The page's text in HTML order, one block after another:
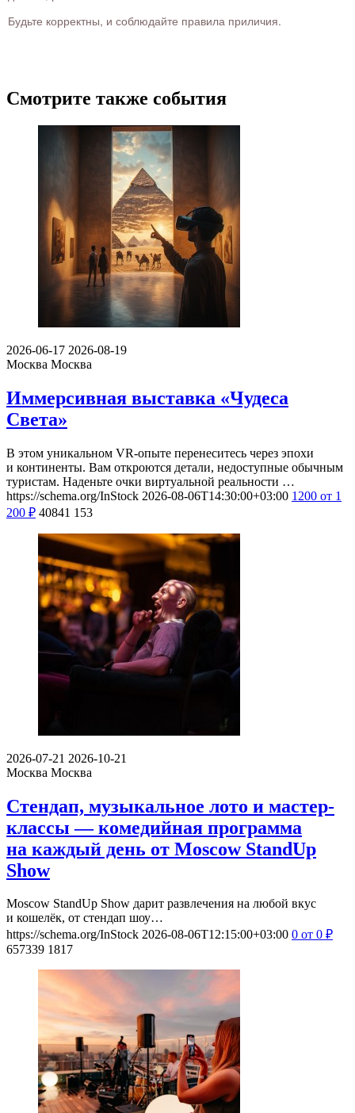
Будьте корректны, и соблюдайте правила приличия.
Смотрите также события
2026-06-17 2026-08-19
Москва Москва
Иммерсивная выставка «Чудеса
Света»
В этом уникальном VR-опыте перенеситесь через эпохи
и континенты. Вам откроются детали, недоступные обычным
туристам. Наденьте очки виртуальной реальности …
https://schema.org/InStock 2026-08-06T14:30:00+03:00 1200 от 1
200 ₽ 40841 153
2026-07-21 2026-10-21
Москва Москва
Стендап, музыкальное лото и мастер-
классы — комедийная программа
на каждый день от Moscow StandUp
Show
Moscow StandUp Show дарит развлечения на любой вкус
и кошелёк, от стендап шоу…
https://schema.org/InStock 2026-08-06T12:15:00+03:00 0 от 0 ₽
657339 1817